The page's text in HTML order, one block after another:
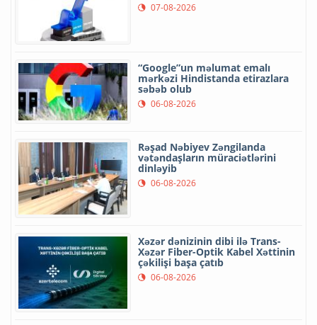
07-08-2026
“Google”un məlumat emalı
mərkəzi Hindistanda etirazlara
səbəb olub
06-08-2026
Rəşad Nəbiyev Zəngilanda
vətəndaşların müraciətlərini
dinləyib
06-08-2026
Xəzər dənizinin dibi ilə Trans-
Xəzər Fiber-Optik Kabel Xəttinin
çəkilişi başa çatıb
06-08-2026